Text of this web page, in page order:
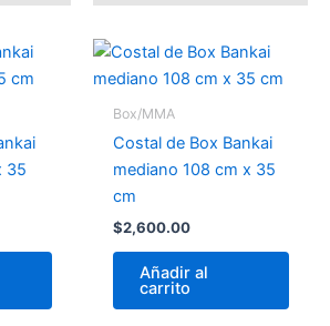
35
Box/MMA
Costal de Box Bankai
mediano 108 cm x 35
cm
$2,600.00
Añadir al
carrito